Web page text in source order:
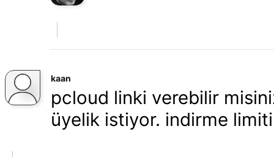
kaan
pcloud linki verebilir
üyelik istiyor. indirme